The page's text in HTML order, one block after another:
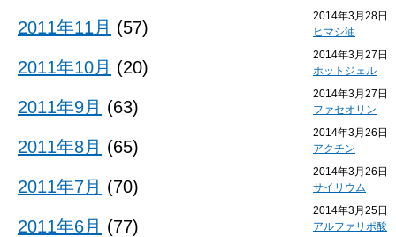
2014年3月28日
ヒマシ油
2014年3月27日
ホットジェル
2014年3月27日
ファセオリン
2014年3月26日
アクチン
2014年3月26日
サイリウム
2014年3月25日
アルファリポ酸
2011年11月 (57)
2011年10月 (20)
2011年9月 (63)
2011年8月 (65)
2011年7月 (70)
2011年6月 (77)